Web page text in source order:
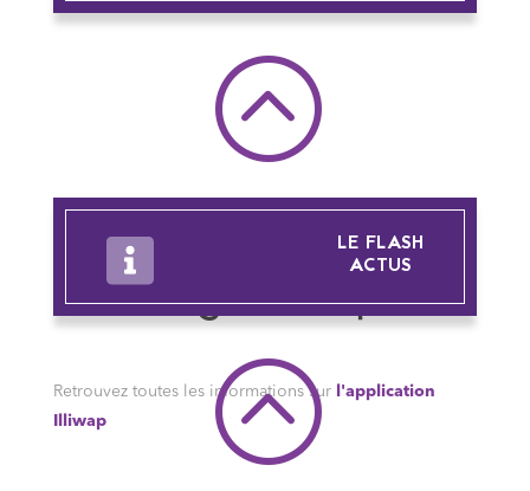
:
LE FLASH
ACTUS
:
Téléchargez Illiwap
Retrouvez toutes les informations surl'application
Illiwap